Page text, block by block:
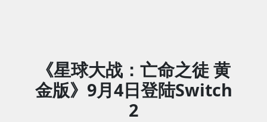
《星球大战：亡命之徒 黄
金版》9月4日登陆Switch
2